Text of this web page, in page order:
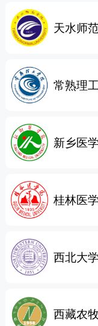
天水师
常熟理
新乡医
桂林医
西北大学
西藏农